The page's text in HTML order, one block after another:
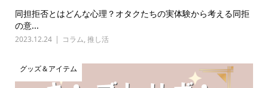
同担拒否とはどんな心理？オタクたちの実体験から考える同拒
の意...
2023.12.24 コラム, 推し活
グッズ＆アイテム